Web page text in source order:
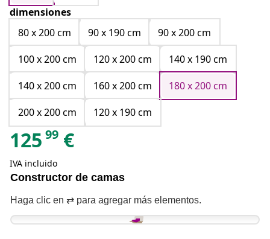
dimensiones
80 x 200 cm
90 x 190 cm
90 x 200 cm
100 x 200 cm
120 x 200 cm
140 x 190 cm
140 x 200 cm
160 x 200 cm
180 x 200 cm
200 x 200 cm
120 x 190 cm
125 99 €
IVA incluido